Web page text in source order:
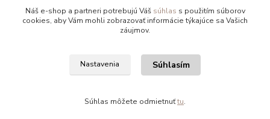
info@kvalitnaBielizen.sk
Copyright © kvalitnabielizen.sk
Náš e-shop a partneri potrebujú Váš súhlas s použitím súborov
cookies, aby Vám mohli zobrazovať informácie týkajúce sa Vašich
záujmov.
Nastavenia Súhlasím
Súhlas môžete odmietnuťtu.